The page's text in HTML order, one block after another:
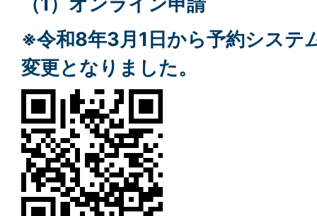
※令和8年3月1日から予約システ
変更となりました。